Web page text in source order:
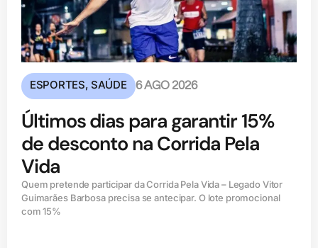
ESPORTES,SAÚDE 6 AGO 2026
Últimos dias para garantir 15%
de desconto na Corrida Pela
Vida
Quem pretende participar da Corrida Pela Vida – Legado Vitor
Guimarães Barbosa precisa se antecipar. O lote promocional
com 15%